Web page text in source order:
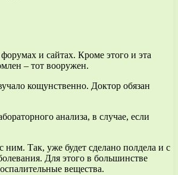
и сайтах. Кроме этого и эта
– тот вооружен.
кощунственно. Доктор обязан
анализа, в случае, если
ним. Так, уже будет сделано полдела и с
Для этого в большинстве
вещества.